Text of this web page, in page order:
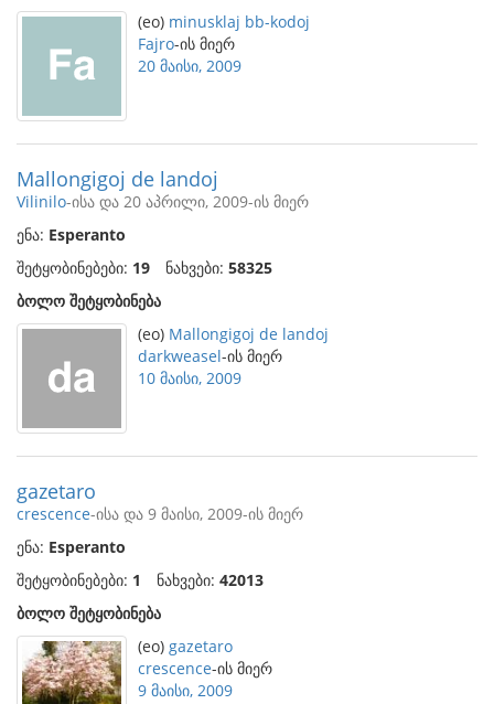
(eo) minusklaj bb-kodoj
Fajro-ის მიერ
20 მაისი, 2009
Mallongigoj de landoj
Vilinilo-ისა და 20 აპრილი, 2009-ის მიერ
ენა: Esperanto
შეტყობინებები: 19 ნახვები: 58325
ბოლო შეტყობინება
(eo) Mallongigoj de landoj
darkweasel-ის მიერ
10 მაისი, 2009
gazetaro
crescence-ისა და 9 მაისი, 2009-ის მიერ
ენა: Esperanto
შეტყობინებები: 1 ნახვები: 42013
ბოლო შეტყობინება
(eo) gazetaro
crescence-ის მიერ
9 მაისი, 2009